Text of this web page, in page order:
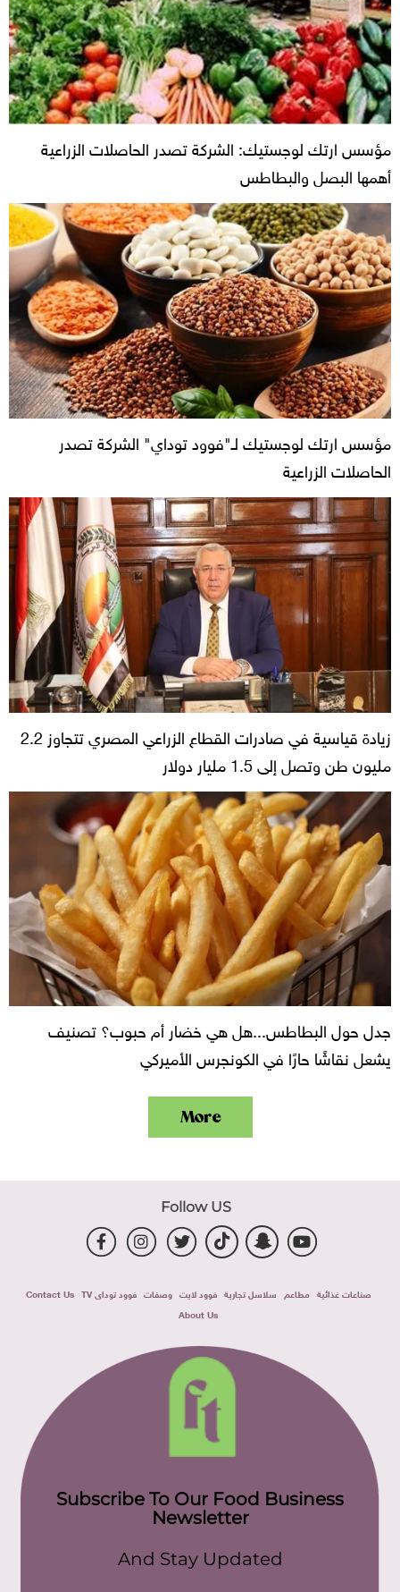
مؤسس ارتك لوجستيك: الشركة تصدر الحاصلات الزراعية
أهمها البصل والبطاطس
مؤسس ارتك لوجستيك لـ"فوود توداي" الشركة تصدر
الحاصلات الزراعية
زيادة قياسية في صادرات القطاع الزراعي المصري تتجاوز 2.2
مليون طن وتصل إلى 1.5 مليار دولار
جدل حول البطاطس...هل هي خضار أم حبوب؟ تصنيف
يشعل نقاشًا حارًا في الكونجرس الأميركي
More
Follow US
صناعات غذائية مطاعم سلاسل تجارية فوود لايت وصفات فوود توداى TV
Contact Us
About Us
Subscribe To Our Food Business
Newsletter
And Stay Updated